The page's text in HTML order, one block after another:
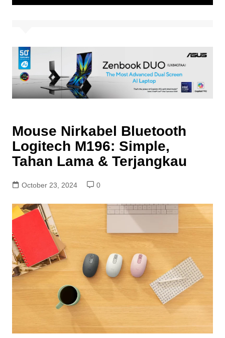
Mouse Nirkabel Bluetooth
Logitech M196: Simple,
Tahan Lama & Terjangkau
October 23, 2024 0